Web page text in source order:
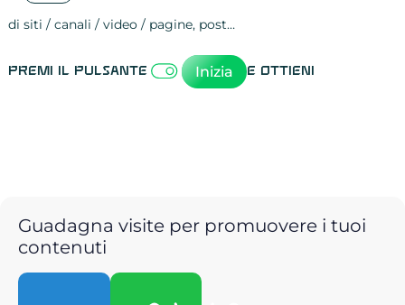
di siti / canali / video / pagine, post…
Premi il pulsante Inizia e ottieni
Guadagna visite per promuovere i tuoi
contenuti